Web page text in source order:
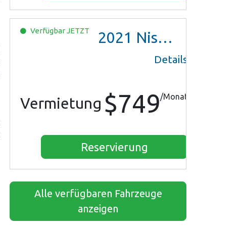
VerfügbarJETZT 2021 Nissan Versa SV
Details
Vermietung $749/Monat
Reservierung
Alle verfügbaren Fahrzeuge
anzeigen